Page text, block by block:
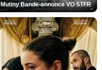
Mutiny Bande-annonce VO STFR